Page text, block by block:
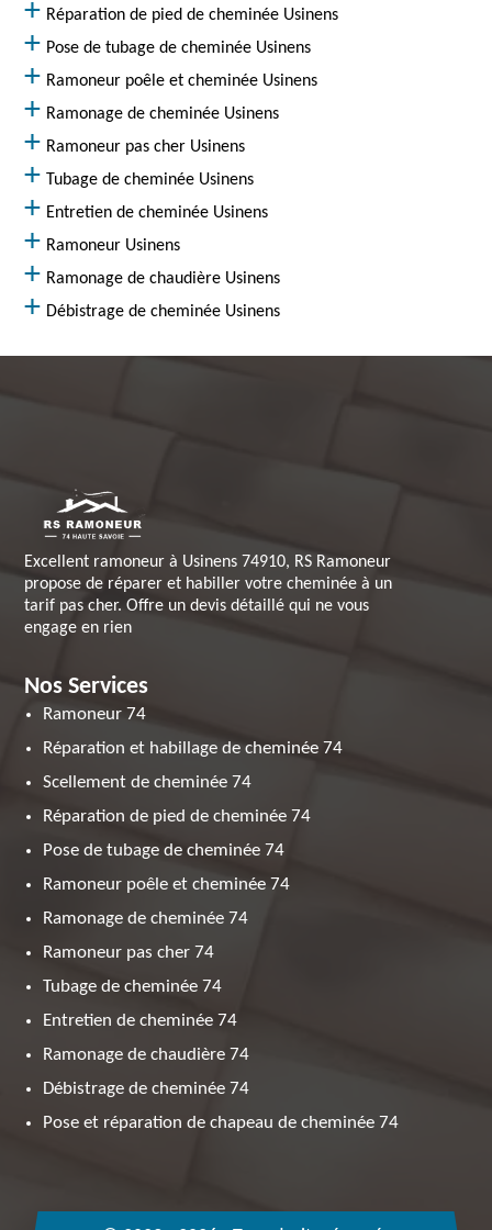
Réparation de pied de cheminée Usinens
Pose de tubage de cheminée Usinens
Ramoneur poêle et cheminée Usinens
Ramonage de cheminée Usinens
Ramoneur pas cher Usinens
Tubage de cheminée Usinens
Entretien de cheminée Usinens
Ramoneur Usinens
Ramonage de chaudière Usinens
Débistrage de cheminée Usinens
Excellent ramoneur à Usinens 74910, RS Ramoneur
propose de réparer et habiller votre cheminée à un
tarif pas cher. Offre un devis détaillé qui ne vous
engage en rien
Nos Services
Ramoneur 74
Réparation et habillage de cheminée 74
Scellement de cheminée 74
Réparation de pied de cheminée 74
Pose de tubage de cheminée 74
Ramoneur poêle et cheminée 74
Ramonage de cheminée 74
Ramoneur pas cher 74
Tubage de cheminée 74
Entretien de cheminée 74
Ramonage de chaudière 74
Débistrage de cheminée 74
Pose et réparation de chapeau de cheminée 74